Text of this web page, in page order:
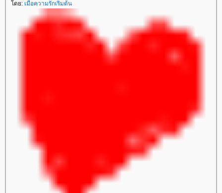
ดย: เมื่อความรักเริ่มต้น